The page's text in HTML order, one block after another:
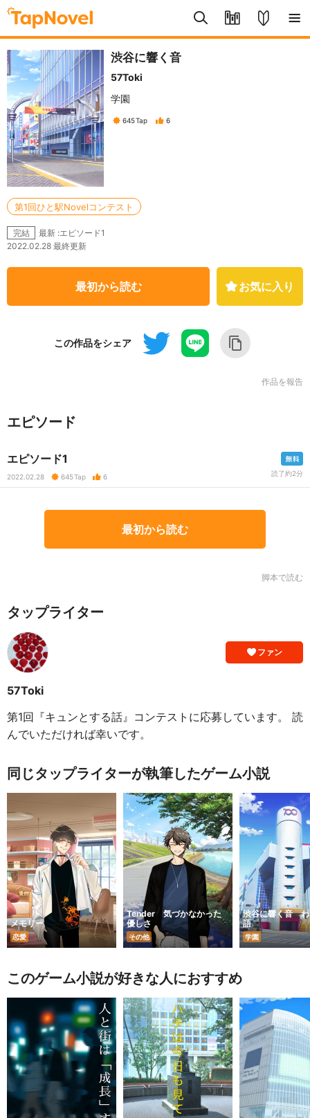
渋谷に響く音
57Toki
学園
645Tap 6
第1回ひと駅Novelコンテスト
完結
最新 :エピソード1
2022.02.28 最終更新
最初から読む お気に入り
この作品をシェア
作品を報告
エピソード
エピソード1
2022.02.28 645Tap 6 読了約2分
最初から読む
脚本で読む
タップライター
ファン
57Toki
第1回『キュンとする話』コンテストに応募しています。 読
んでいただければ幸いです。
同じタップライターが執筆したゲーム小説
メモリー
恋愛
Tender 気づかなかった
優しさ
その他
渋谷に響く音 わ
語
学園
このゲーム小説が好きな人におすすめ